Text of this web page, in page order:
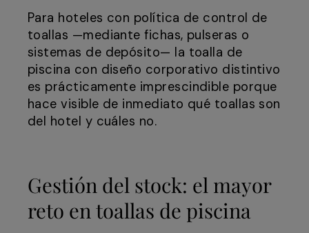
Para hoteles con política de control de
toallas —mediante fichas, pulseras o
sistemas de depósito— la toalla de
piscina con diseño corporativo distintivo
es prácticamente imprescindible porque
hace visible de inmediato qué toallas son
del hotel y cuáles no.
Gestión del stock: el mayor
reto en toallas de piscina